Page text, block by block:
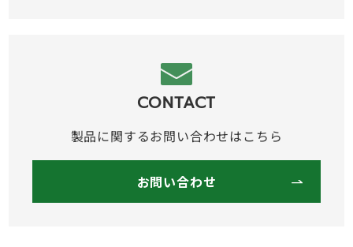
CONTACT
製品に関するお問い合わせはこちら
お問い合わせ